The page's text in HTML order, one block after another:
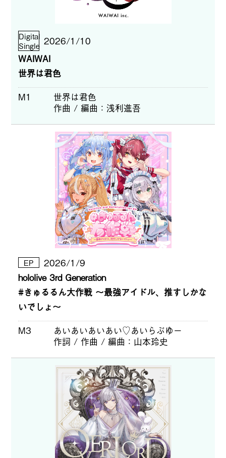
Digital
Single 2026/1/10
WAIWAI
世界は君色
M1
世界は君色
作曲 / 編曲
浅利進吾
EP
2026/1/9
hololive 3rd Generation
#きゅるるん大作戦 〜最強アイドル、推すしかな
いでしょ〜
M3
あいあいあいあい♡あいらぶゆー
作詞 / 作曲 / 編曲
山本玲史